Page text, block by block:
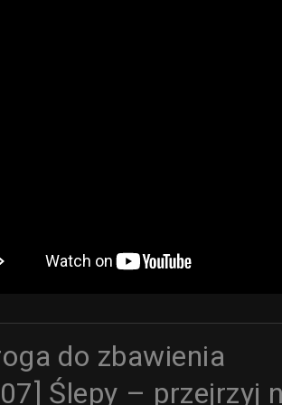
do zbawienia
Ślepy – przejrzyj